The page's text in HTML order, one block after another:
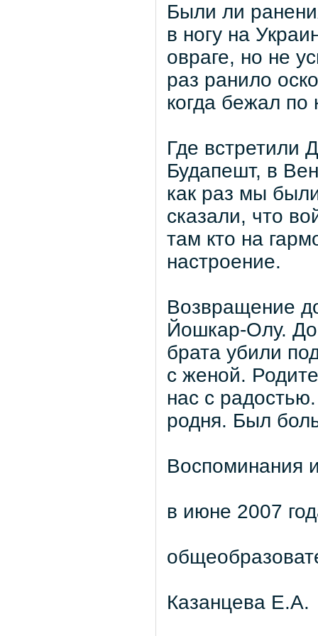
Были ли
в ногу на
овраге, но не
раз ранило
когда бежал по
Где встретили
Будапешт, в
как раз мы
сказали, что
там кто на
настроение.
Возвращение
Йошкар-Олу.
брата убили
с женой.
нас с
родня. Был
Воспоминания
в июне 2007
Казанцева Е.А.